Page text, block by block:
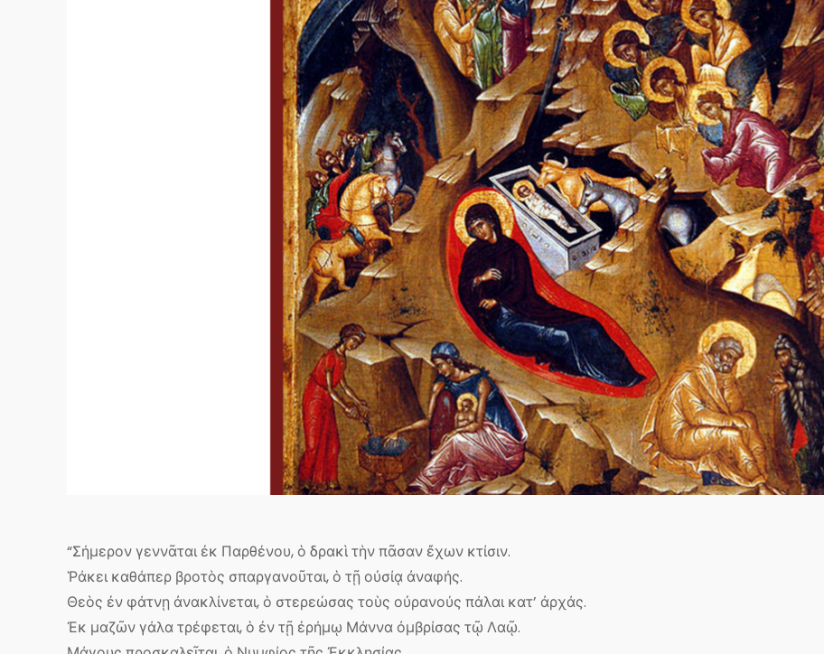
“Σήμερον γεννᾶται ἐκ Παρθένου, ὁ δρακὶ τὴν πᾶσαν ἔχων κτίσιν.
Ῥάκει καθάπερ βροτὸς σπαργανοῦται, ὁ τῇ οὐσίᾳ ἀναφής.
Θεὸς ἐν φάτνῃ ἀνακλίνεται, ὁ στερεώσας τοὺς οὐρανούς πάλαι κατ’ ἀρχάς.
Ἐκ μαζῶν γάλα τρέφεται, ὁ ἐν τῇ ἐρήμῳ Μάννα ὀμβρίσας τῷ Λαῷ.